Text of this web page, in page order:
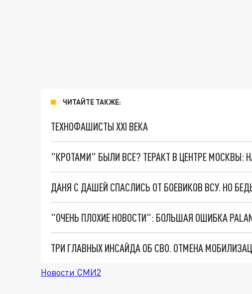
ЧИТАЙТЕ ТАКЖЕ:
ТЕХНОФАШИСТЫ XXI ВЕКА
"КРОТАМИ" БЫЛИ ВСЕ? ТЕРАКТ В ЦЕНТРЕ МОСКВЫ:
ДАНЯ С ДАШЕЙ СПАСЛИСЬ ОТ БОЕВИКОВ ВСУ. НО
Новости СМИ2